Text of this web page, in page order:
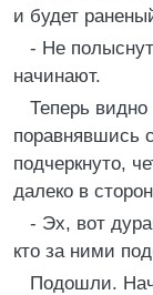
и будет
- Не
начинают.
Теперь
поравнявшись
подчеркнуто,
далеко в
- Эх, вот
кто за ними
Подошли.